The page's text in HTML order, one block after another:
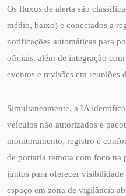
Os fluxos de alerta são
médio, baixo) e conectados a
notificações automáticas para
oficiais, além de integração
eventos e revisões em reuniões
Simultaneamente, a IA
veículos não autorizados e
monitoramento, registro e
de portaria remota com foco na
juntos para oferecer
espaço em zona de vigilância